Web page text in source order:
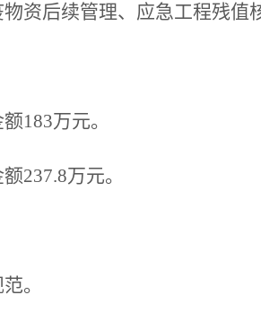
资后续管理、应急工程残值
183万元。
237.8万元。
。